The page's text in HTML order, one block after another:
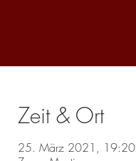
Zeit & Ort
25. März 2021, 19:20